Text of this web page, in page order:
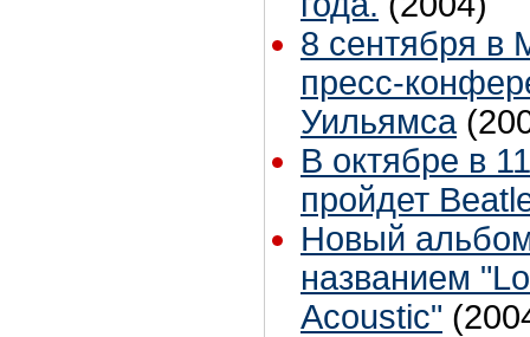
8 сентября в
пресс-
Уильямса
В октябре в
пройдет
Новый
названием
Acoustic"